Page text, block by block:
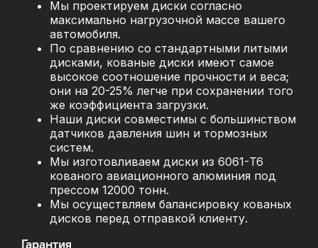
Мы проектируем диски согласно
максимально нагрузочной массе вашего
автомобиля.
По сравнению со стандартными литыми
дисками, кованые диски имеют самое
высокое соотношение прочности и веса;
они на 20-25% легче при сохранении того
же коэффициента загрузки.
Наши диски совместимы с большинством
датчиков давления шин и тормозных
систем.
Мы изготовливаем диски из 6061-T6
кованого авиационного алюминия под
прессом 12000 тонн.
Мы осуществляем балансировку кованых
дисков перед отправкой клиенту.
Гарантия